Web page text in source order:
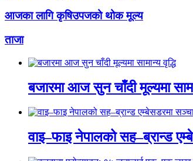
आजका लागि कृषिउपजको थोक मूल्य
ताजा
बजारमा आज सुन चाँदी मूल्यमा
वाइ–फाइ नेपालको सह–ब्रान्ड